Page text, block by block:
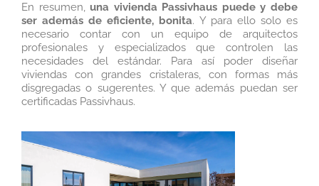
En resumen,una vivienda Passivhaus puede y debe
ser además de eficiente, bonita. Y para ello solo es
necesario contar con un equipo de arquitectos
profesionales y especializados que controlen las
necesidades del estándar. Para así poder diseñar
viviendas con grandes cristaleras, con formas más
disgregadas o sugerentes. Y que además puedan ser
certificadas Passivhaus.